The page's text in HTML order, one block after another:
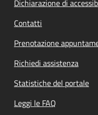
Dichiarazione di
Contatti
Prenotazione
Richiedi assistenza
Statistiche del portale
Leggi le FAQ